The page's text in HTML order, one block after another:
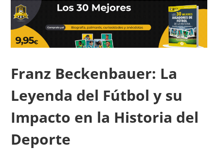
Franz Beckenbauer: La
Leyenda del Fútbol y su
Impacto en la Historia del
Deporte